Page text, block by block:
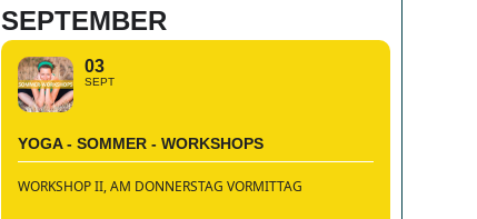
SEPTEMBER
03
SEPT
YOGA - SOMMER - WORKSHOPS
WORKSHOP II, AM DONNERSTAG VORMITTAG